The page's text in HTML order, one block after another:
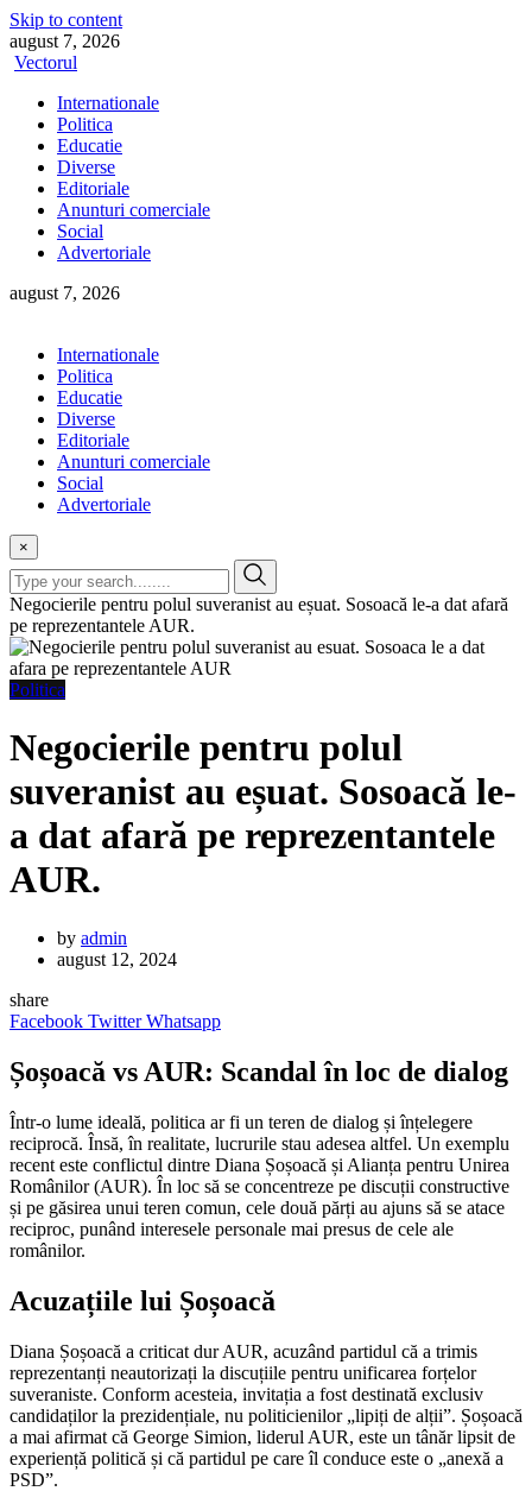
Skip to content
august 7, 2026
Vectorul
Internationale
Politica
Educatie
Diverse
Editoriale
Anunturi comerciale
Social
Advertoriale
august 7, 2026
Internationale
Politica
Educatie
Diverse
Editoriale
Anunturi comerciale
Social
Advertoriale
×
Negocierile pentru polul suveranist au eșuat. Sosoacă le-a dat afară
pe reprezentantele AUR.
Politica
Negocierile pentru polul
suveranist au eșuat. Sosoacă le-
a dat afară pe reprezentantele
AUR.
by admin
august 12, 2024
share
Facebook Twitter Whatsapp
Șoșoacă vs AUR: Scandal în loc de dialog
Într-o lume ideală, politica ar fi un teren de dialog și înțelegere
reciprocă. Însă, în realitate, lucrurile stau adesea altfel. Un exemplu
recent este conflictul dintre Diana Șoșoacă și Alianța pentru Unirea
Românilor (AUR). În loc să se concentreze pe discuții constructive
și pe găsirea unui teren comun, cele două părți au ajuns să se atace
reciproc, punând interesele personale mai presus de cele ale
românilor.
Acuzațiile lui Șoșoacă
Diana Șoșoacă a criticat dur AUR, acuzând partidul că a trimis
reprezentanți neautorizați la discuțiile pentru unificarea forțelor
suveraniste. Conform acesteia, invitația a fost destinată exclusiv
candidaților la prezidențiale, nu politicienilor „lipiți de alții”. Șoșoacă
a mai afirmat că George Simion, liderul AUR, este un tânăr lipsit de
experiență politică și că partidul pe care îl conduce este o „anexă a
PSD”.